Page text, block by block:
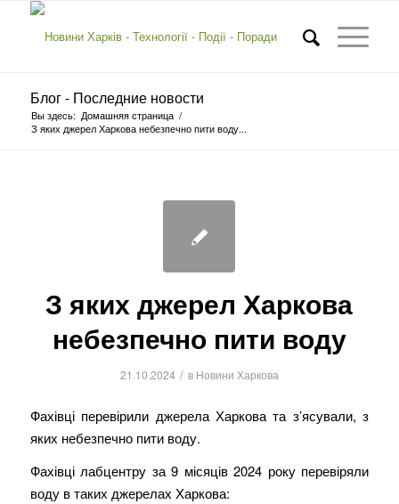
Блог - Последние новости
Вы здесь: Домашняя страница /
З яких джерел Харкова небезпечно пити воду...
З яких джерел Харкова
небезпечно пити воду
21.10.2024 / в Новини Харкова
Фахівці перевірили джерела Харкова та з’ясували, з
яких небезпечно пити воду.
Фахівці лабцентру за 9 місяців 2024 року перевіряли
воду в таких джерелах Харкова: